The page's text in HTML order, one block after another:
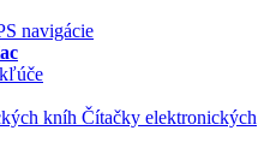
navigácie
Čítačky elektronických